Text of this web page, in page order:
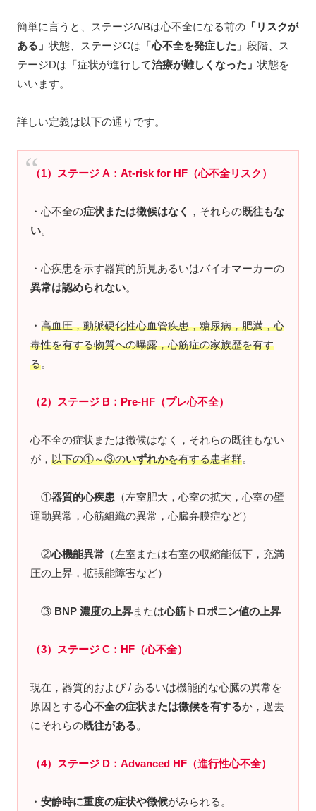
簡単に言うと、ステージA/Bは心不全になる前の 「リスクが
ある」 状態、ステージCは「心不全を発症した 」段階、ス
テージDは「症状が進行して治療が難しくなった」 状態を
いいます。
詳しい定義は以下の通りです。
（1）ステージ A：At-risk for HF（心不全リスク）
・心不全の症状または徴候はなく ，それらの既往もな
い。
・心疾患を示す器質的所見あるいはバイオマーカーの
異常は認められない。
・ 高血圧，動脈硬化性心血管疾患，糖尿病，肥満，心
毒性を有する物質への曝露，心筋症の家族歴を有す
る。
（2）ステージ B：Pre-HF（プレ心不全）
心不全の症状または徴候はなく，それらの既往もない
が， 以下の①～③のいずれかを有する患者群。
①器質的心疾患 （左室肥大，心室の拡大，心室の壁
運動異常，心筋組織の異常，心臓弁膜症など）
②心機能異常 （左室または右室の収縮能低下，充満
圧の上昇，拡張能障害など）
③ BNP 濃度の上昇または心筋トロポニン値の上昇
（3）ステージ C：HF（心不全）
現在，器質的および / あるいは機能的な心臓の異常を
原因とする心不全の症状または徴候を有するか，過去
にそれらの既往がある。
（4）ステージ D：Advanced HF（進行性心不全）
・ 安静時に重度の症状や徴候がみられる。